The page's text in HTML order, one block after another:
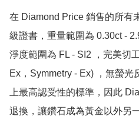
在 Diamond Price 銷售的所有
級證書，重量範圍為 0.30ct -
淨度範圍為 FL - SI2 ，完美切
Ex，Symmetry - Ex) ，無螢
上最高認受性的標準，因此
退換，讓鑽石成為黃金以外另